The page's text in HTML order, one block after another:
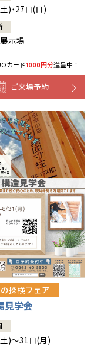
)・27日(日)
示場
カード1000円分進呈中！
ご来場予約
探検フェア
見学会
)～31日(月)